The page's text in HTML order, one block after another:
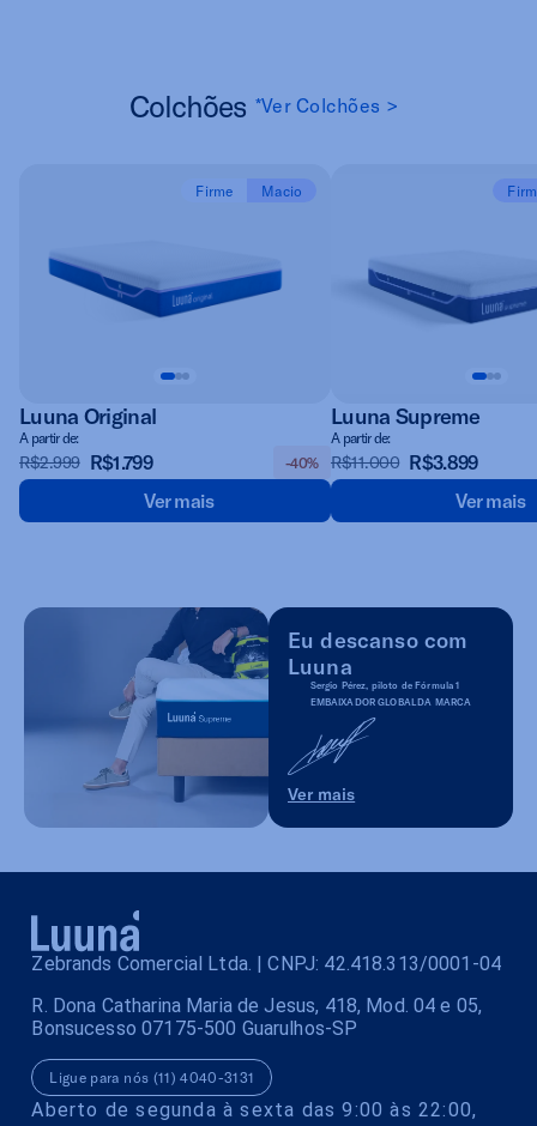
Colchões *Ver Colchões >
Firme Macio
Luuna Original
A partir de:
R$2.999 R$1.799 -40%
Ver mais
Luuna Supreme
A partir de:
R$11.000 R$3.899
Ver mais
Eu descanso com
Luuna
Sergio Pérez, piloto de Fórmula 1
EMBAIXADOR GLOBAL DA MARCA
Ver mais
Zebrands Comercial Ltda. | CNPJ: 42.418.313/0001-04
R. Dona Catharina Maria de Jesus, 418, Mod. 04 e 05,
Bonsucesso 07175-500 Guarulhos-SP
Ligue para nós (11) 4040-3131
Aberto de segunda à sexta das 9:00 às 22:00,